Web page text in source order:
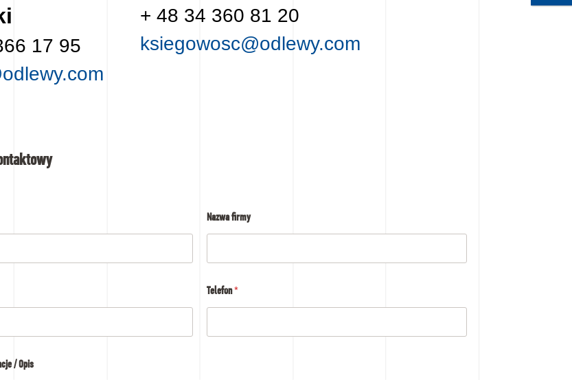
17 95
+ 48 34 360 81 20
ksiegowosc@odlewy.com
Nazwa firmy
Telefon*
/ Opis